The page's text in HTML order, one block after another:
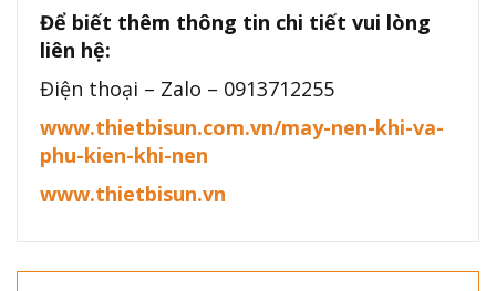
Để biết thêm thông tin chi tiết vui lòng
liên hệ:
Điện thoại – Zalo – 0913712255
www.thietbisun.com.vn/may-nen-khi-va-
phu-kien-khi-nen
www.thietbisun.vn